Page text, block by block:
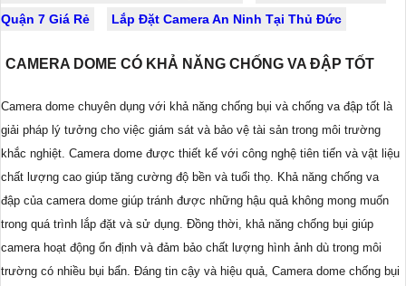
Quận 7 Giá Rẻ
Lắp Đặt Camera An Ninh Tại Thủ Đức
CAMERA DOME CÓ KHẢ NĂNG CHỐNG VA ĐẬP TỐT
Camera dome chuyên dụng với khả năng chống bụi và chống va đập tốt là
giải pháp lý tưởng cho việc giám sát và bảo vệ tài sản trong môi trường
khắc nghiệt. Camera dome được thiết kế với công nghệ tiên tiến và vật liệu
chất lượng cao giúp tăng cường độ bền và tuổi thọ. Khả năng chống va
đập của camera dome giúp tránh được những hậu quả không mong muốn
trong quá trình lắp đặt và sử dụng. Đồng thời, khả năng chống bụi giúp
camera hoạt động ổn định và đảm bảo chất lượng hình ảnh dù trong môi
trường có nhiều bụi bẩn. Đáng tin cậy và hiệu quả, Camera dome chống bụi